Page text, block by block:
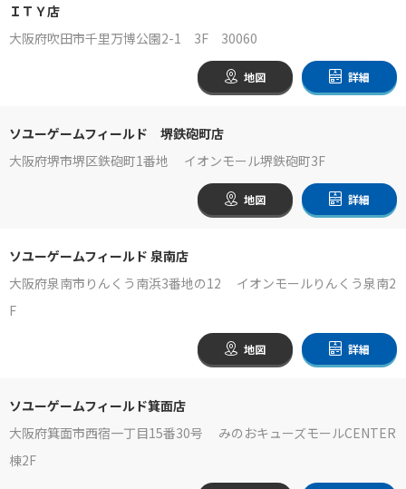
ＩＴＹ店
大阪府吹田市千里万博公園2-1 3F 30060
地図 詳細
ソユーゲームフィールド 堺鉄砲町店
大阪府堺市堺区鉄砲町1番地 イオンモール堺鉄砲町3F
地図 詳細
ソユーゲームフィールド 泉南店
大阪府泉南市りんくう南浜3番地の12 イオンモールりんくう泉南2
F
地図 詳細
ソユーゲームフィールド箕面店
大阪府箕面市西宿一丁目15番30号 みのおキューズモールCENTER
棟2F